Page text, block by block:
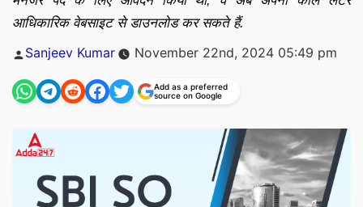
आधिकारिक वेबसाइट से डाउनलोड कर सकते हैं.
Posted
Sanjeev Kumar November 22nd, 2024 05:49 pm
Add as a preferred
source on Google